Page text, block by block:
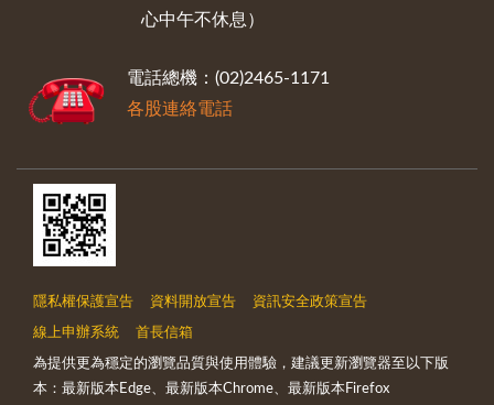
心中午不休息）
電話總機：(02)2465-1171
各股連絡電話
隱私權保護宣告 資料開放宣告 資訊安全政策宣告
線上申辦系統 首長信箱
為提供更為穩定的瀏覽品質與使用體驗，建議更新瀏覽器至以下版
本：最新版本Edge、最新版本Chrome、最新版本Firefox